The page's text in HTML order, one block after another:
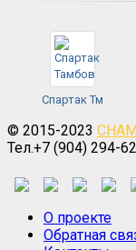
Спартак Тм
© 2015-2023
Тел.+7 (904) 294-
О проекте
Обратная